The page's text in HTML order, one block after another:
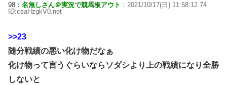
98： 名無しさん＠実況で競馬板アウト ：2021/10/17(日) 11:58:12.74
ID:csaHzgkV0.net
>>23
随分戦績の悪い化け物だなぁ
化け物って言うぐらいならソダシより上の戦績になり全勝
しないと